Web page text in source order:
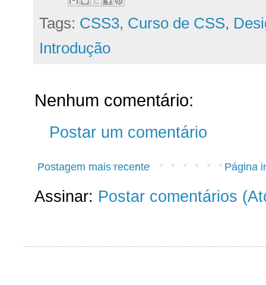
Tags: CSS3, Curso de CSS,
Introdução
Nenhum comentário:
Postar um comentário
Postagem mais recente Página
Assinar: Postar comentários